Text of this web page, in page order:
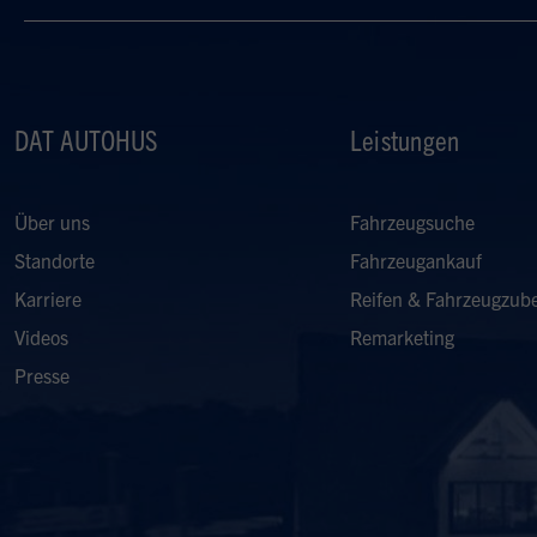
DAT AUTOHUS
Über uns
Standorte
Karriere
Videos
Presse
Leistungen
Fahrzeugsuche
Fahrzeugankauf
Reifen &
Remarketing